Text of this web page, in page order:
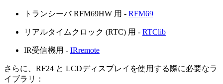
トランシーバ RFM69HW 用 - RFM69
リアルタイムクロック (RTC) 用 - RTClib
IR受信機用 - IRremote
さらに、RF24 と LCDディスプレイを使用する際に必要なラ
イブラリ：